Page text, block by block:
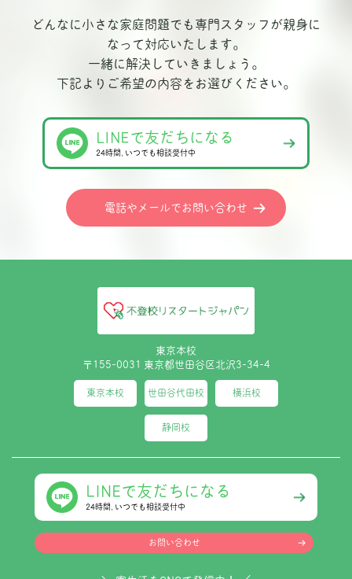
どんなに小さな家庭問題でも専門スタッフが親身に
なって対応いたします。
一緒に解決していきましょう。
下記よりご希望の内容をお選びください。
LINEで友だちになる
24時間､いつでも相談受付中
電話やメールでお問い合わせ
東京本校
〒155-0031 東京都世田谷区北沢3-34-4
東京本校 世田谷代田校 横浜校
静岡校
LINEで友だちになる
24時間､いつでも相談受付中
お問い合わせ